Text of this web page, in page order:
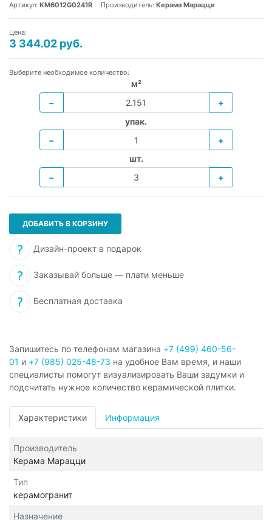
Артикул: KM6012G0241R Производитель: Керама Марацци
Цена:
3 344.02 руб.
Выберите необходимое количество:
м²
−
+
упак.
−
+
шт.
−
+
ДОБАВИТЬ В КОРЗИНУ
Дизайн-проект в подарок
Заказывай больше — плати меньше
Бесплатная доставка
Запишитесь по телефонам магазина +7 (499) 460-56-
01 и +7 (985) 025-48-73 на удобное Вам время, и наши
специалисты помогут визуализировать Ваши задумки и
подсчитать нужное количество керамической плитки.
Характеристики Информация
Производитель
Керама Марацци
Тип
керамогранит
Назначение